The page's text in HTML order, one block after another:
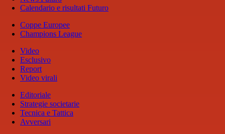
Calendario e risultati Futuro
Coppe Europee
Champions League
Video
Esclusivo
Report
Video virali
Editoriale
Strategie societarie
Tecnica e Tattica
Avversari